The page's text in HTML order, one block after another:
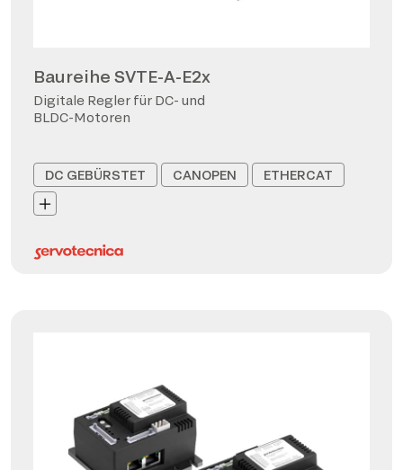
Baureihe SVTE-A-E2x
Digitale Regler für DC- und
BLDC-Motoren
DC GEBÜRSTET CANOPEN ETHERCAT